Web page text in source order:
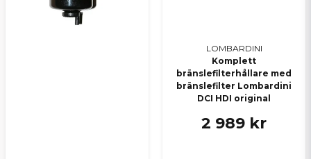
LOMBARDINI
Komplett
bränslefilterhållare med
bränslefilter Lombardini
DCI HDI original
2 989 kr